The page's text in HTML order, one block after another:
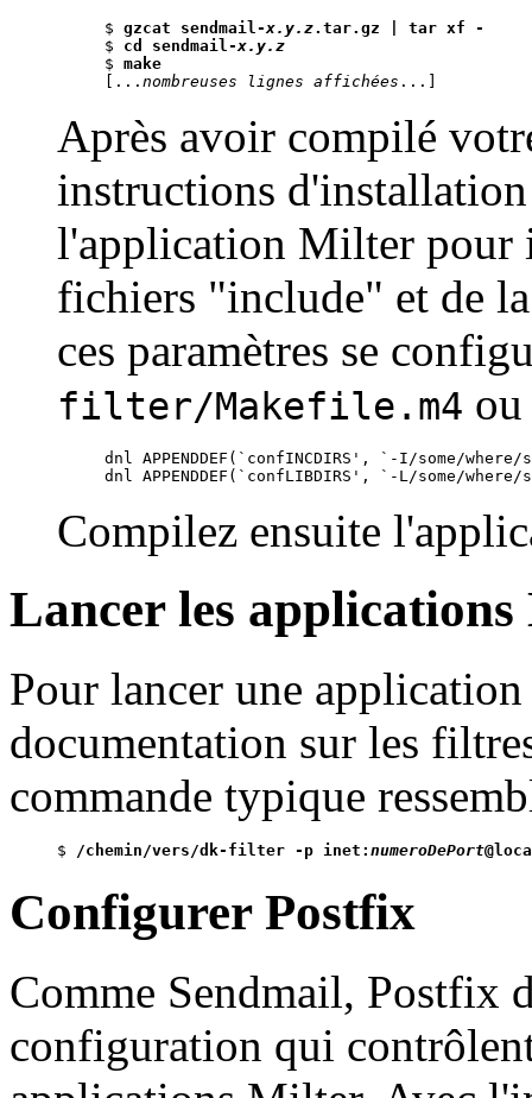
$ gzcat sendmail-x.y.z.tar.gz | tar xf -
$ cd sendmail-x.y.z
$ make
[... nombreuses lignes affichées
Après avoir compilé
instructions d'installation
l'application Milter pour
fichiers "include" et de
ces paramètres se
filter/Makefile.m4
dnl APPENDDEF(`confINCDIRS', `-I/some/
dnl APPENDDEF(`confLIBDIRS', `-L/some/
Compilez ensuite
Lancer les
Pour lancer une
documentation sur les
commande typique
$ /chemin/vers/dk-filter -p inet: numeroDePort
Configurer Postfix
Comme Sendmail, Postfix
configuration qui